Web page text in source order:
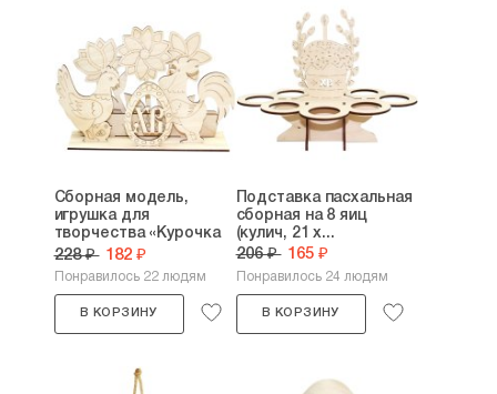
Сборная модель,
игрушка для
творчества «Курочка
и...
228 ₽ 182 ₽
Понравилось 22 людям
В КОРЗИНУ
Подставка пасхальная
сборная на 8 яиц
(кулич, 21 х...
206 ₽ 165 ₽
Понравилось 24 людям
В КОРЗИНУ